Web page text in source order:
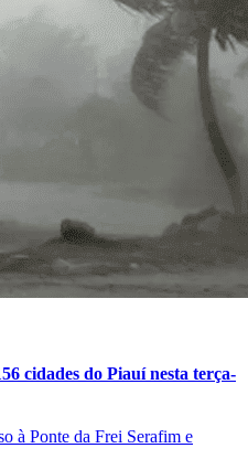
cidades do Piauí nesta terça-